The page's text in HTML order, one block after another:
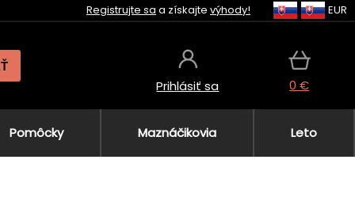
Registrujte sa a získajte výhody! EUR
Prihlásiť sa 0 €
Pomôcky Maznáčikovia Leto